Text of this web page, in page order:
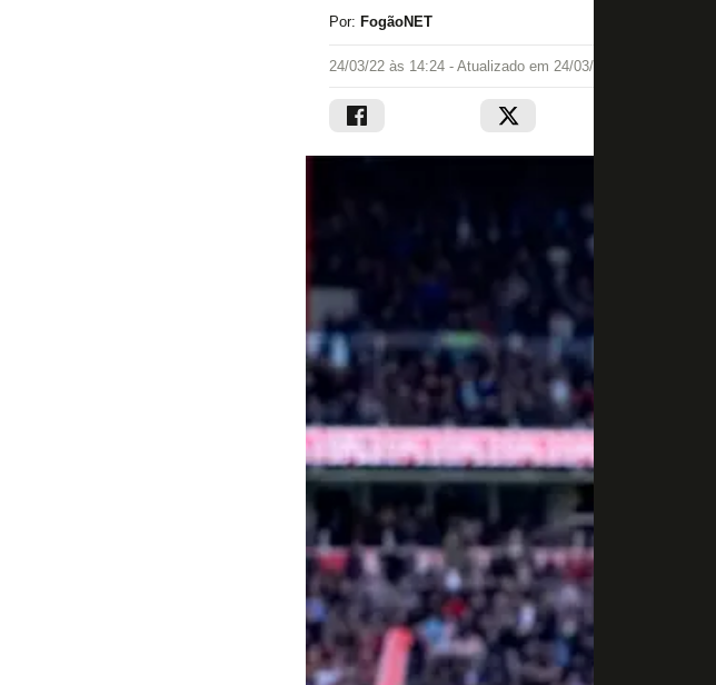
Por: FogãoNET
24/03/22 às 14:24 - Atualizado em 24/03/22 às 14:38